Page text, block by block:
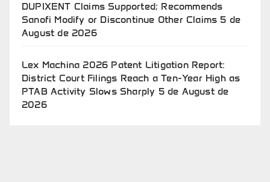
DUPIXENT Claims Supported; Recommends
Sanofi Modify or Discontinue Other Claims 5 de
August de 2026
Lex Machina 2026 Patent Litigation Report:
District Court Filings Reach a Ten-Year High as
PTAB Activity Slows Sharply 5 de August de
2026